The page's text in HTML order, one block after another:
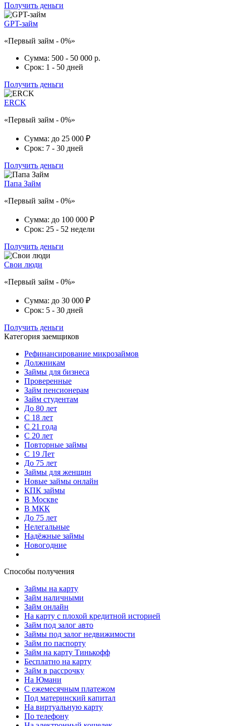
Получить деньги
GPT-займ
«Первый займ - 0%»
Сумма: 500 - 50 000 р.
Срок: 1 - 50 дней
Получить деньги
ERCK
«Первый займ - 0%»
Сумма: до 25 000 ₽
Срок: 7 - 30 дней
Получить деньги
Папа Займ
«Первый займ - 0%»
Сумма: до 100 000 ₽
Срок: 25 - 52 недели
Получить деньги
Свои люди
«Первый займ - 0%»
Сумма: до 30 000 ₽
Срок: 5 - 30 дней
Получить деньги
Категория заемщиков
Рефинансирование микрозаймов
Должникам
Займы для бизнеса
Проверенные
Займ пенсионерам
Займ студентам
До 80 лет
С 18 лет
С 21 года
С 20 лет
Повторные займы
С 19 Лет
До 75 лет
Займы для женщин
Новые займы онлайн
КПК займы
В Москве
В МКК
До 75 лет
Нелегальные
Надёжные займы
Новогодние
Способы получения
Займы на карту
Займ наличными
Займ онлайн
На карту с плохой кредитной историей
Займ под залог авто
Займы под залог недвижимости
Займ по паспорту
Займ на карту Тинькофф
Бесплатно на карту
Займ в рассрочку
На Юмани
С ежемесячным платежом
Под материнский капитал
На виртуальную карту
По телефону